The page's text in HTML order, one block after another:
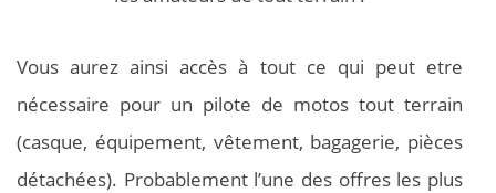
Vous aurez ainsi accès à tout ce qui peut etre
nécessaire pour un pilote de motos tout terrain
(casque, équipement, vêtement, bagagerie, pièces
détachées). Probablement l’une des offres les plus